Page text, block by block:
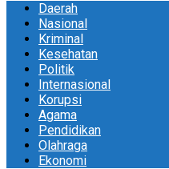
Daerah
Nasional
Kriminal
Kesehatan
Politik
Internasional
Korupsi
Agama
Pendidikan
Olahraga
Ekonomi